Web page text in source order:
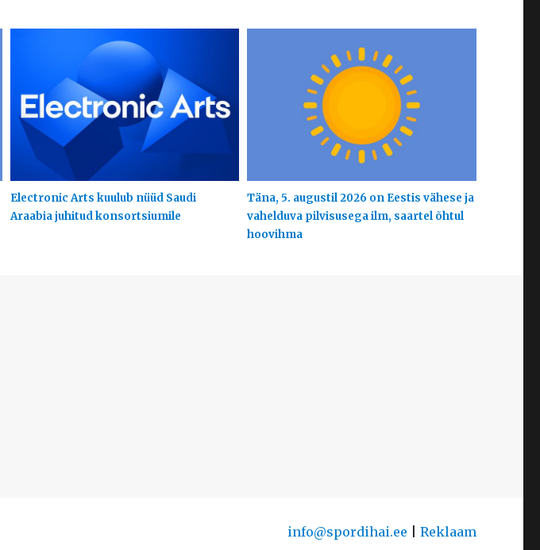
Electronic Arts kuulub nüüd Saudi
Araabia juhitud konsortsiumile
Täna, 5. augustil 2026 on Eestis vähese ja
vahelduva pilvisusega ilm, saartel õhtul
hoovihma
info@spordihai.ee Reklaam